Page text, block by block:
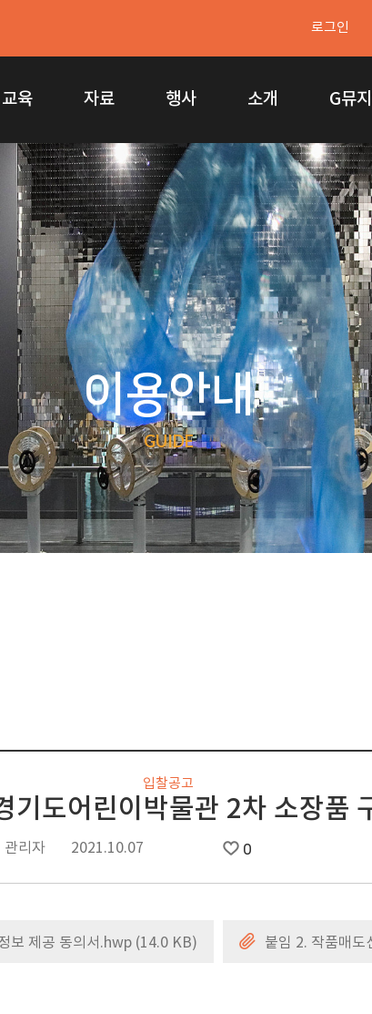
로그인
교육 자료 행사 소개 G뮤
이용안내
GUIDE
입찰공고
기도어린이박물관 2차 소장품
관리자 2021.10.07 0
보 제공 동의서.hwp (14.0 KB) 붙임 2. 작품매